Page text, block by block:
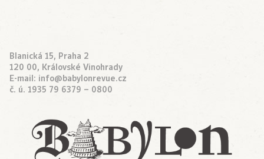
Blanická 15, Praha 2
120 00, Královské Vinohrady
E-mail: info@babylonrevue.cz
č. ú. 1935 79 6379 – 0800